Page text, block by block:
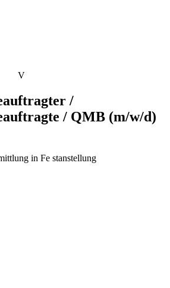
V
/
/ QMB (m/w/d)
in Fe stanstellung